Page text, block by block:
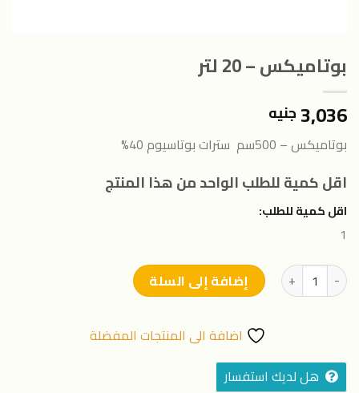
بوتاميكس – 20 لتر
3,036 جنيه
بوتاميكس – 500سم سترات بوتاسيوم 40%
اقل كمية للطلب الواحد من هذا المنتج
اقل كمية للطلب:
1
كمية بوتاميكس - 20 لترإضافة إلى السلة
اضافة الى المنتجات المفضلة
هل لديك استفسار